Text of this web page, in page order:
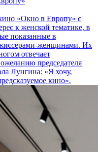
«Окно в Европу» с
к женской тематике, в
показанные в
женщинами. Их
отвечает
председателя
Лунгина: «Я хочу,
кино».